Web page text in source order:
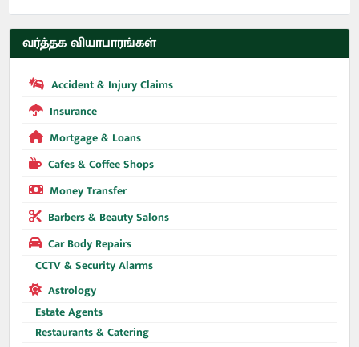
வர்த்தக வியாபாரங்கள்
Accident & Injury Claims
Insurance
Mortgage & Loans
Cafes & Coffee Shops
Money Transfer
Barbers & Beauty Salons
Car Body Repairs
CCTV & Security Alarms
Astrology
Estate Agents
Restaurants & Catering